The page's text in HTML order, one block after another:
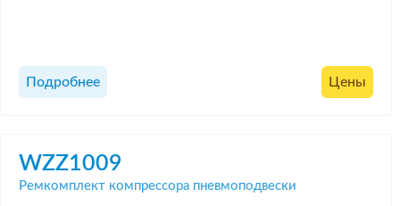
Подробнее Цены
WZZ1009
Ремкомплект компрессора пневмоподвески